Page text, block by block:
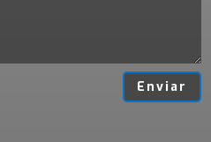
Enviar